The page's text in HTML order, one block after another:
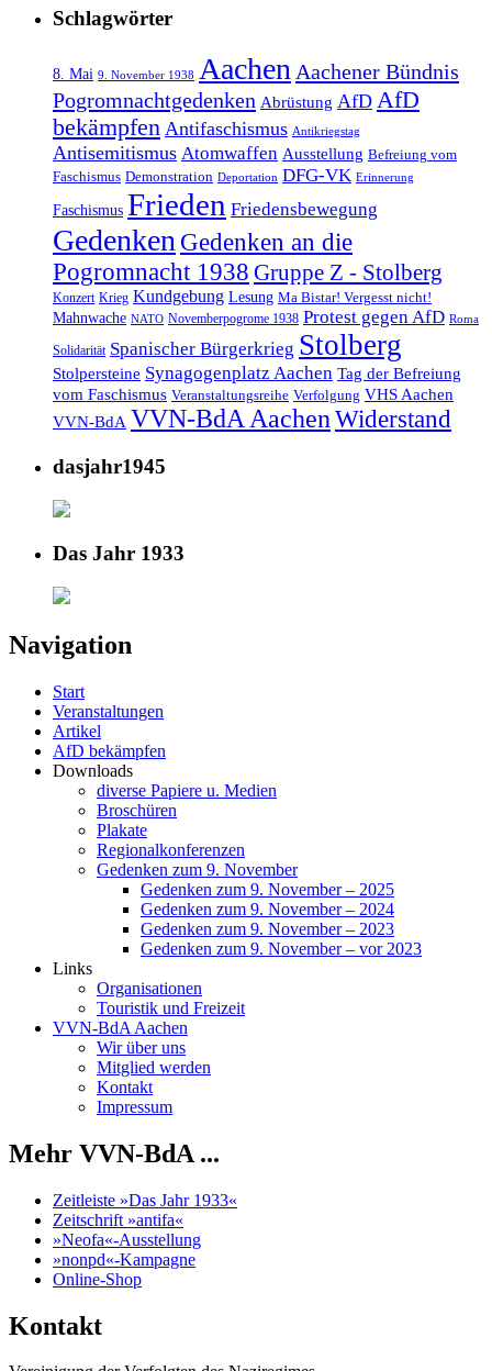
Schlagwörter
8. Mai 9. November 1938 Aachen Aachener Bündnis
Pogromnachtgedenken Abrüstung AfD AfD
bekämpfen Antifaschismus Antikriegstag
Antisemitismus Atomwaffen Ausstellung Befreiung vom
Faschismus Demonstration Deportation DFG-VK Erinnerung
Faschismus Frieden Friedensbewegung
Gedenken Gedenken an die
Pogromnacht 1938 Gruppe Z - Stolberg
Konzert Krieg Kundgebung Lesung Ma Bistar! Vergesst nicht!
Mahnwache NATO Novemberpogrome 1938 Protest gegen AfD Roma
Solidarität Spanischer Bürgerkrieg Stolberg
Stolpersteine Synagogenplatz Aachen Tag der Befreiung
vom Faschismus Veranstaltungsreihe Verfolgung VHS Aachen
VVN-BdA VVN-BdA AachenWiderstand
dasjahr1945
Das Jahr 1933
Navigation
Start
Veranstaltungen
Artikel
AfD bekämpfen
Downloads
diverse Papiere u. Medien
Broschüren
Plakate
Regionalkonferenzen
Gedenken zum 9. November
Gedenken zum 9. November – 2025
Gedenken zum 9. November – 2024
Gedenken zum 9. November – 2023
Gedenken zum 9. November – vor 2023
Links
Organisationen
Touristik und Freizeit
VVN-BdA Aachen
Wir über uns
Mitglied werden
Kontakt
Impressum
Mehr VVN-BdA ...
Zeitleiste »Das Jahr 1933«
Zeitschrift »antifa«
»Neofa«-Ausstellung
»nonpd«-Kampagne
Online-Shop
Kontakt